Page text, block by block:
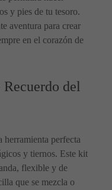
y pies de tu tesoro.
aventura para crear
en el corazón de
del
perfecta
y tiernos. Este kit
flexible y de
que se mezcla o